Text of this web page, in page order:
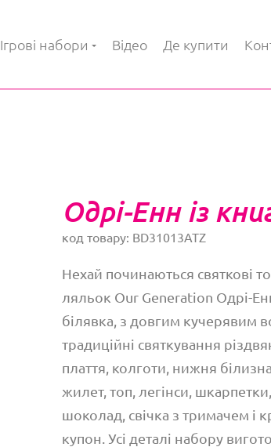
Ігрові набори Відео Де купити
Одрі-Енн із
код товару: BD31013ATZ
Нехай починаються святкові
ляльок Our Generation Одрі-
білявка, з довгим кучерявим
традиційні святкування
плаття, колготи, нижня
жилет, топ, легінси,
шоколад, свічка з тримачем і
купон. Усі деталі набору